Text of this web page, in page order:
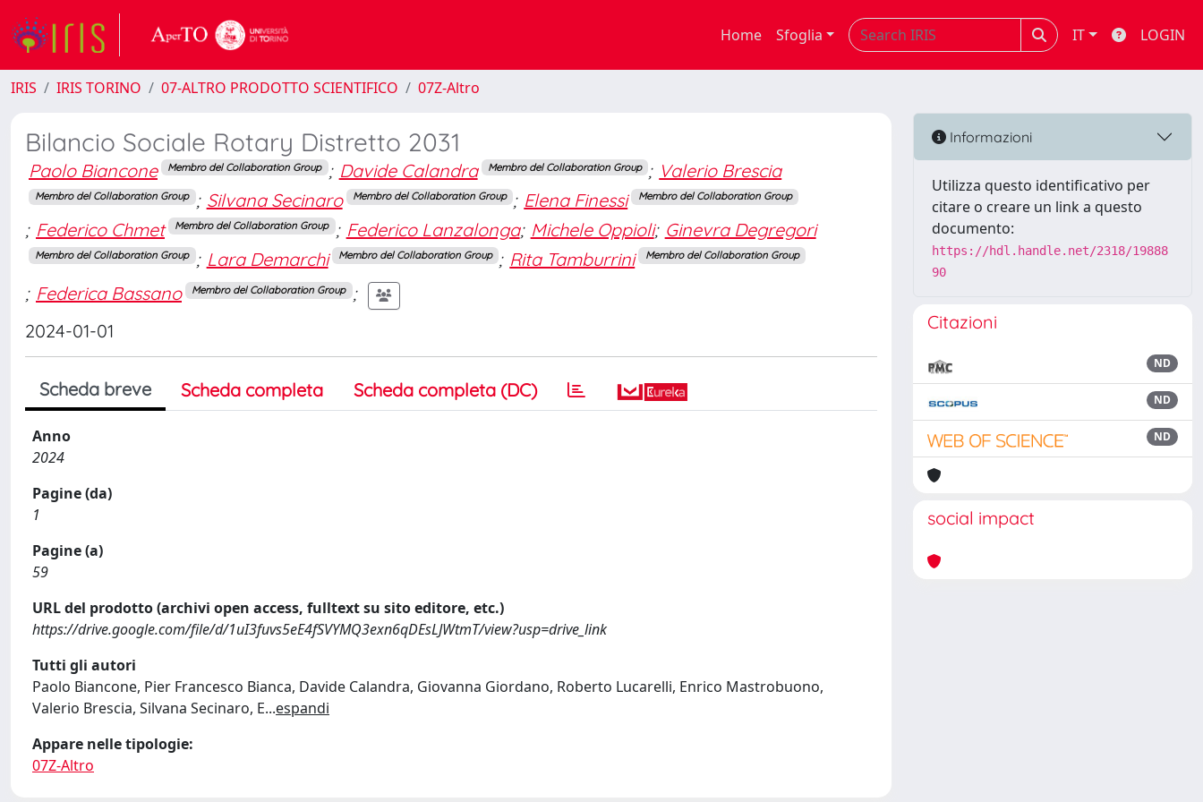
Home Sfoglia IT LOGIN
IRIS IRIS TORINO 07-ALTRO PRODOTTO SCIENTIFICO 07Z-Altro
Bilancio Sociale Rotary Distretto 2031
Paolo Biancone Membro del Collaboration Group ; Davide Calandra Membro del Collaboration Group ; Valerio Brescia
Membro del Collaboration Group ; Silvana Secinaro Membro del Collaboration Group ; Elena Finessi Membro del Collaboration Group
; Federico Chmet Membro del Collaboration Group ; Federico Lanzalonga; Michele Oppioli; Ginevra Degregori
Membro del Collaboration Group ; Lara Demarchi Membro del Collaboration Group ; Rita Tamburrini Membro del Collaboration Group
; Federica Bassano Membro del Collaboration Group ;
2024-01-01
Scheda breve Scheda completa Scheda completa (DC)
Anno
2024
Pagine (da)
1
Pagine (a)
59
URL del prodotto (archivi open access, fulltext su sito editore, etc.)
https://drive.google.com/file/d/1uI3fuvs5eE4fSVYMQ3exn6qDEsLJWtmT/view?usp=drive_link
Tutti gli autori
Paolo Biancone, Pier Francesco Bianca, Davide Calandra, Giovanna Giordano, Roberto Lucarelli, Enrico Mastrobuono,
Valerio Brescia, Silvana Secinaro, E...espandi
Appare nelle tipologie:
07Z-Altro
Informazioni
Utilizza questo identificativo per
citare o creare un link a questo
documento:
https://hdl.handle.net/2318/19888
90
Citazioni
ND
ND
ND
social impact